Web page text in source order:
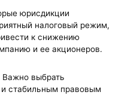
юрисдикции
налоговый режим,
к снижению
и ее акционеров.
Важно выбрать
стабильным правовым